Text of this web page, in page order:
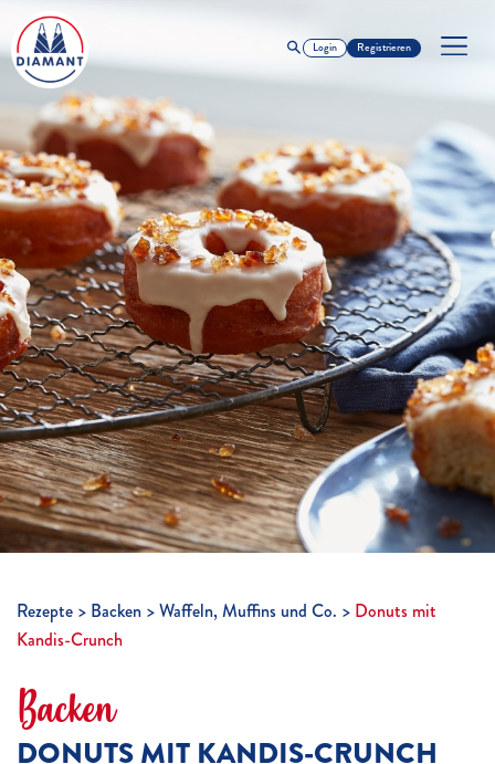
Login Registrieren
Rezepte Backen Waffeln, Muffins und Co.
Donuts mit
Kandis-Crunch
Backen
DONUTS MIT KANDIS-CRUNCH